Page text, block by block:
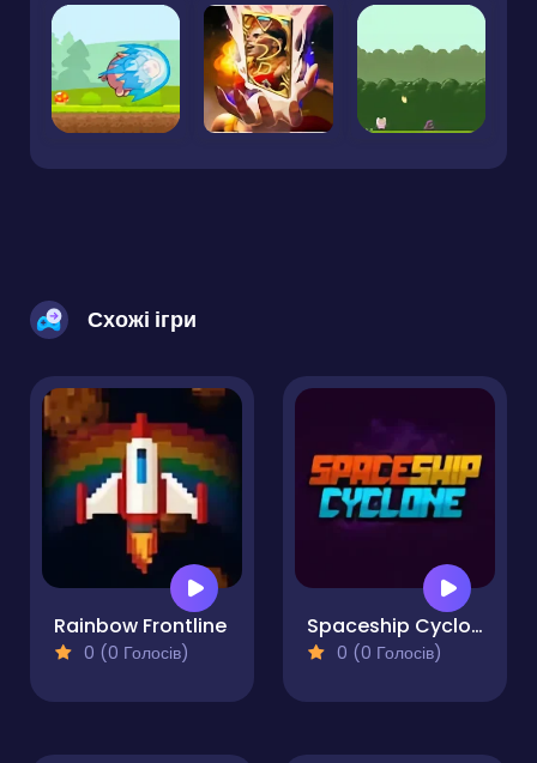
Схожі ігри
Rainbow Frontline
0 (0 Голосів)
Spaceship Cyclone
0 (0 Голосів)